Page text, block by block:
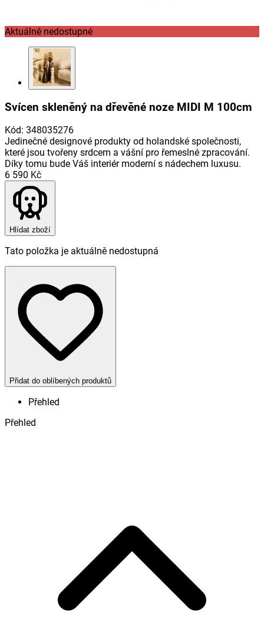
Aktuálně nedostupné
Svícen skleněný na dřevěné noze MIDI M 100cm
Kód: 348035276
Jedinečné designové produkty od holandské společnosti,
které jsou tvořeny srdcem a vášní pro řemeslné zpracování.
Díky tomu bude Váš interiér moderní s nádechem luxusu.
6 590 Kč
Hlídat zboží
Tato položka je aktuálně nedostupná
Přidat do oblíbených produktů
Přehled
Přehled